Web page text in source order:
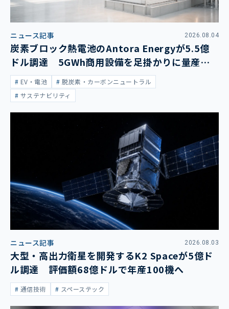
ニュース記事 2026.08.04
炭素ブロック熱電池のAntora Energyが5.5億
ドル調達 5GWh商用設備を足掛かりに量産拡
大EV・電池
脱炭素・カーボンニュートラル
サステナビリティ
ニュース記事 2026.08.03
大型・高出力衛星を開発するK2 Spaceが5億ド
ル調達 評価額68億ドルで年産100機へ
通信技術 スペーステック